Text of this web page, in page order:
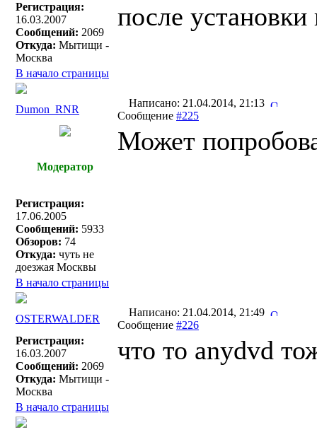
Регистрация:
16.03.2007
Сообщений: 2069
Откуда: Мытищи -
Москва
после
В начало страницы
Dumon_RNR
Написано: 21.04.2014, 21:13
Сообщение #225
Модератор
Регистрация:
17.06.2005
Сообщений: 5933
Обзоров: 74
Откуда: чуть не
доезжая Москвы
Может
В начало страницы
OSTERWALDER
Написано: 21.04.2014, 21:49
Сообщение #226
Регистрация:
16.03.2007
Сообщений: 2069
Откуда: Мытищи -
Москва
что то anydvd
В начало страницы